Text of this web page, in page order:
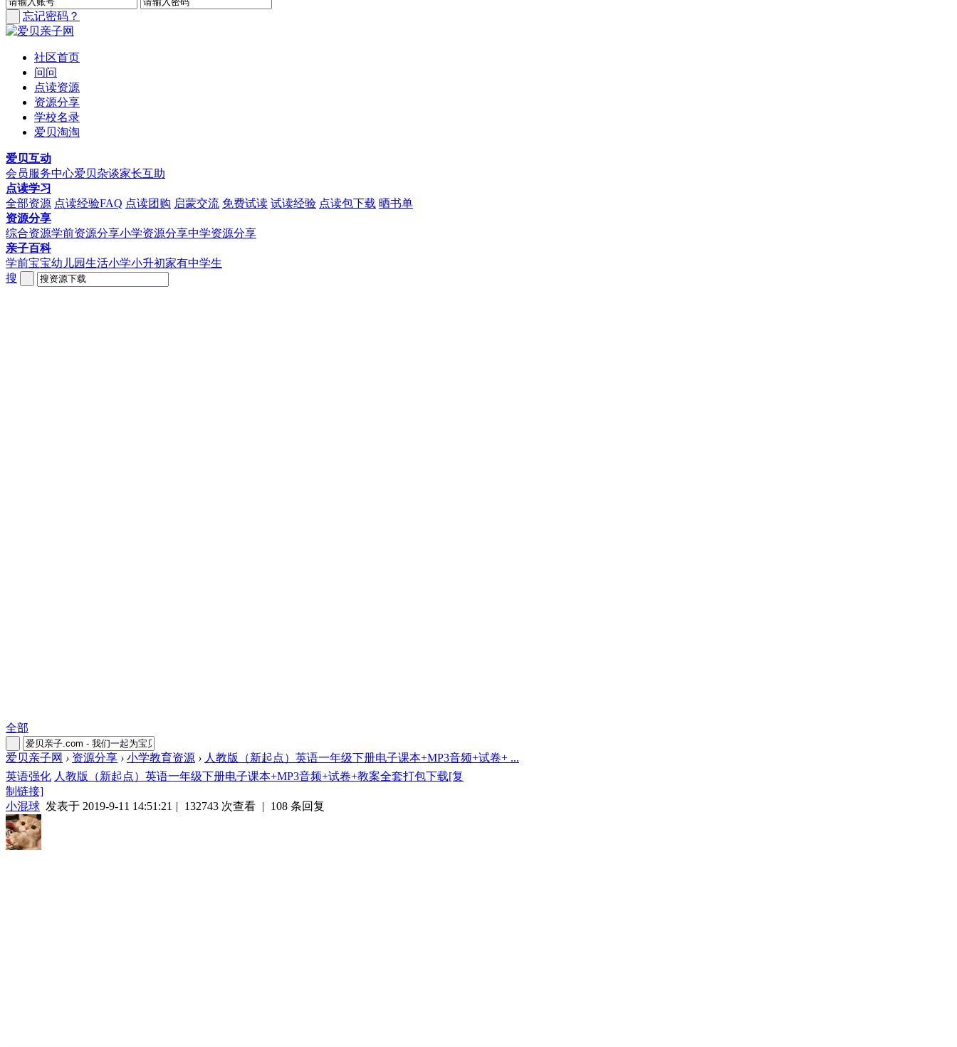
忘记密码？
社区首页
问问
点读资源
资源分享
学校名录
爱贝淘淘
爱贝互动
会员服务中心爱贝杂谈家长互助
点读学习
全部资源 点读经验FAQ 点读团购 启蒙交流 免费试读 试读经验 点读包下载 晒书单
资源分享
综合资源学前资源分享小学资源分享中学资源分享
亲子百科
学前宝宝幼儿园生活小学小升初家有中学生
搜
全部
爱贝亲子网 › 资源分享 › 小学教育资源 › 人教版（新起点）英语一年级下册电子课本+MP3音频+试卷+ ...
英语强化 人教版（新起点）英语一年级下册电子课本+MP3音频+试卷+教案全套打包下载[复
制链接]
小混球 发表于 2019-9-11 14:51:21 | 132743 次查看 | 108 条回复